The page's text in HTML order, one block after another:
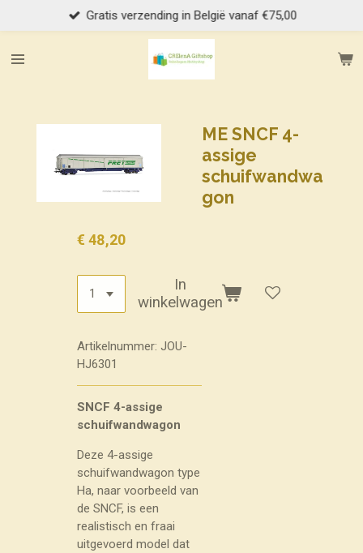
direct
naar
Gratis verzending in België vanaf €75,00
ME SNCF 4-
assige
schuifwandwa
gon
€ 48,20
In
winkelwagen
Artikelnummer: JOU-
HJ6301
SNCF 4-assige
schuifwandwagon
Deze 4-assige
schuifwandwagon type
Ha, naar voorbeeld van
de SNCF, is een
realistisch en fraai
uitgevoerd model dat